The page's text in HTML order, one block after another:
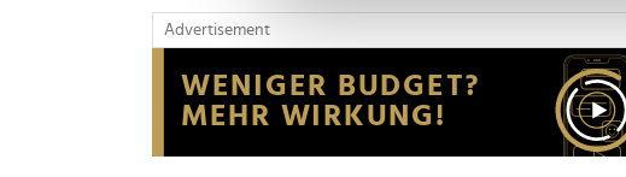
Wir verwenden Cookies, um Inhalte
Website an unsere Partner für soziale
möglicherweise mit weiteren Daten
der Dienste gesammelt haben.
Advertisement